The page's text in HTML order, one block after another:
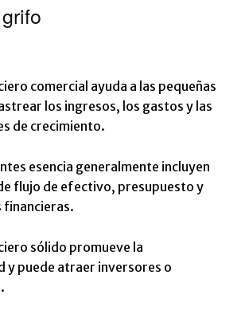
comercial ayuda a las pequeñas
los ingresos, los gastos y las
de crecimiento.
esencia generalmente incluyen
flujo de efectivo, presupuesto y
financieras.
sólido promueve la
y puede atraer inversores o